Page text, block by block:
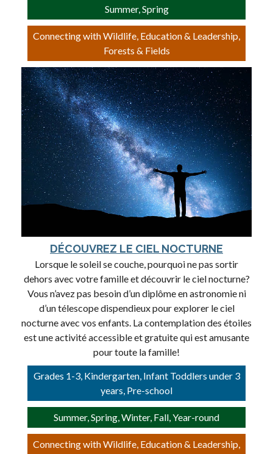
Summer, Spring
Connecting with Wildlife, Education & Leadership,
Forests & Fields
DÉCOUVREZ LE CIEL NOCTURNE
Lorsque le soleil se couche, pourquoi ne pas sortir
dehors avec votre famille et découvrir le ciel nocturne?
Vous n’avez pas besoin d’un diplôme en astronomie ni
d’un télescope dispendieux pour explorer le ciel
nocturne avec vos enfants. La contemplation des étoiles
est une activité accessible et gratuite qui est amusante
pour toute la famille!
Grades 1-3, Kindergarten, Infant Toddlers under 3
years, Pre-school
Summer, Spring, Winter, Fall, Year-round
Connecting with Wildlife, Education & Leadership,